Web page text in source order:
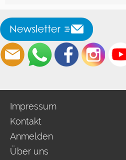
Impressum
Kontakt
Anmelden
Über uns